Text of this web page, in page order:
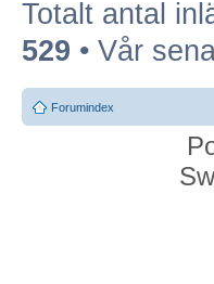
Totalt antal
529 • Vår
Forumindex